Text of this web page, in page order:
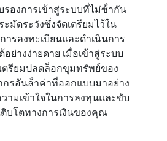
องการเข้าสู่ระบบที่ไม่ซ้ํากัน
มัดระวังซึ่งจัดเตรียมไว้ใน
รลงทะเบียนและดําเนินการ
ย่างง่ายดาย เมื่อเข้าสู่ระบบ
ตรียมปลดล็อกขุมทรัพย์ของ
รอันล้ําค่าที่ออกแบบมาอย่าง
ามเข้าใจในการลงทุนและขับ
ติบโตทางการเงินของคุณ